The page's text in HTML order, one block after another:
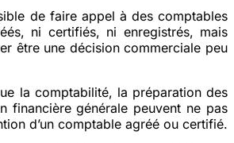
de faire appel à des comptables
ni certifiés, ni enregistrés, mais
être une décision commerciale peu
la comptabilité, la préparation des
financière générale peuvent ne pas
d’un comptable agréé ou certifié.